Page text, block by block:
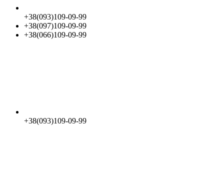
+38(093)109-09-99
+38(097)109-09-99
+38(066)109-09-99
+38(093)109-09-99